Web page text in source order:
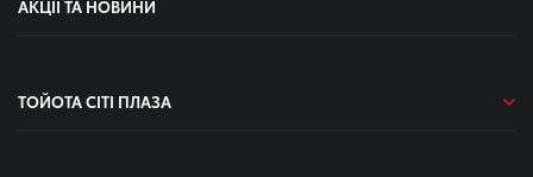
АКЦІЇ ТА НОВИНИ
ТОЙОТА СІТІ ПЛАЗА